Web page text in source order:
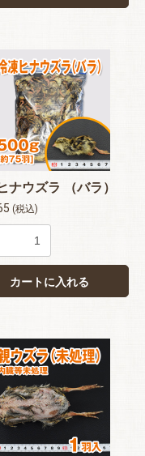
ナウズラ （バラ）
(税込)
カートに入れる